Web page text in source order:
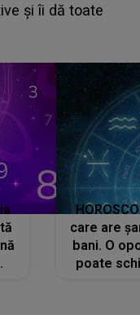
despre mama
iubesc pentru
care are
bani. O
poate